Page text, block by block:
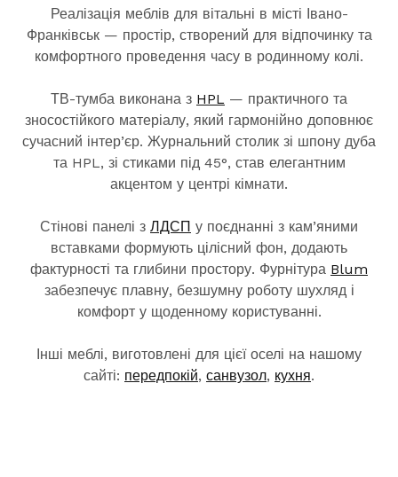
Реалізація меблів для вітальні в місті Івано-
Франківськ — простір, створений для відпочинку та
комфортного проведення часу в родинному колі.
ТВ-тумба виконана з HPL — практичного та
зносостійкого матеріалу, який гармонійно доповнює
сучасний інтер’єр. Журнальний столик зі шпону дуба
та HPL, зі стиками під 45°, став елегантним
акцентом у центрі кімнати.
Стінові панелі з ЛДСП у поєднанні з кам’яними
вставками формують цілісний фон, додають
фактурності та глибини простору. Фурнітура Blum
забезпечує плавну, безшумну роботу шухляд і
комфорт у щоденному користуванні.
Інші меблі, виготовлені для цієї оселі на нашому
сайті: передпокій, санвузол, кухня.